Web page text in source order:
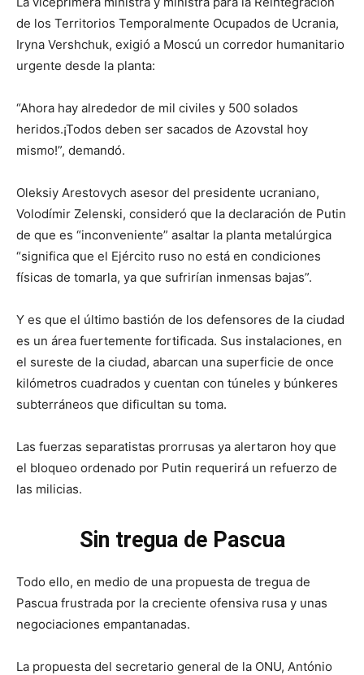
de los Territorios Temporalmente Ocupados de Ucrania,
Iryna Vershchuk, exigió a Moscú un corredor humanitario
urgente desde la planta:
“Ahora hay alrededor de mil civiles y 500 solados
heridos.¡Todos deben ser sacados de Azovstal hoy
mismo!”, demandó.
Oleksiy Arestovych asesor del presidente ucraniano,
Volodímir Zelenski, consideró que la declaración de Putin
de que es “inconveniente” asaltar la planta metalúrgica
“significa que el Ejército ruso no está en condiciones
físicas de tomarla, ya que sufrirían inmensas bajas”.
Y es que el último bastión de los defensores de la ciudad
es un área fuertemente fortificada. Sus instalaciones, en
el sureste de la ciudad, abarcan una superficie de once
kilómetros cuadrados y cuentan con túneles y búnkeres
subterráneos que dificultan su toma.
Las fuerzas separatistas prorrusas ya alertaron hoy que
el bloqueo ordenado por Putin requerirá un refuerzo de
las milicias.
Sin tregua de Pascua
Todo ello, en medio de una propuesta de tregua de
Pascua frustrada por la creciente ofensiva rusa y unas
negociaciones empantanadas.
La propuesta del secretario general de la ONU, António